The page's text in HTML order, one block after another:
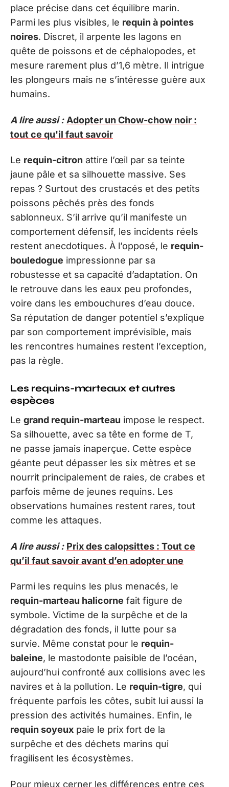
place précise dans cet équilibre marin.
Parmi les plus visibles, le requin à pointes
noires. Discret, il arpente les lagons en
quête de poissons et de céphalopodes, et
mesure rarement plus d’1,6 mètre. Il intrigue
les plongeurs mais ne s’intéresse guère aux
humains.
A lire aussi : Adopter un Chow-chow noir :
tout ce qu'il faut savoir
Le requin-citron attire l’œil par sa teinte
jaune pâle et sa silhouette massive. Ses
repas ? Surtout des crustacés et des petits
poissons pêchés près des fonds
sablonneux. S’il arrive qu’il manifeste un
comportement défensif, les incidents réels
restent anecdotiques. À l’opposé, le requin-
bouledogue impressionne par sa
robustesse et sa capacité d’adaptation. On
le retrouve dans les eaux peu profondes,
voire dans les embouchures d’eau douce.
Sa réputation de danger potentiel s’explique
par son comportement imprévisible, mais
les rencontres humaines restent l’exception,
pas la règle.
Les requins-marteaux et autres
espèces
Le grand requin-marteau impose le respect.
Sa silhouette, avec sa tête en forme de T,
ne passe jamais inaperçue. Cette espèce
géante peut dépasser les six mètres et se
nourrit principalement de raies, de crabes et
parfois même de jeunes requins. Les
observations humaines restent rares, tout
comme les attaques.
A lire aussi : Prix des calopsittes : Tout ce
qu’il faut savoir avant d’en adopter une
Parmi les requins les plus menacés, le
requin-marteau halicorne fait figure de
symbole. Victime de la surpêche et de la
dégradation des fonds, il lutte pour sa
survie. Même constat pour le requin-
baleine, le mastodonte paisible de l’océan,
aujourd’hui confronté aux collisions avec les
navires et à la pollution. Le requin-tigre, qui
fréquente parfois les côtes, subit lui aussi la
pression des activités humaines. Enfin, le
requin soyeux paie le prix fort de la
surpêche et des déchets marins qui
fragilisent les écosystèmes.
Pour mieux cerner les différences entre ces